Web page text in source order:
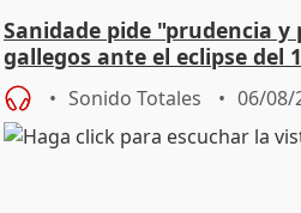
Sanidade pide "prudencia
gallegos ante el eclipse del
Sonido Totales 06/08/